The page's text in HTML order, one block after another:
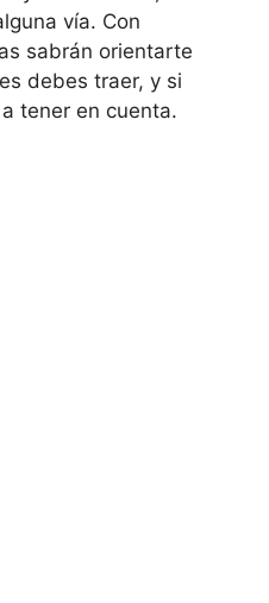
vía. Con
sabrán orientarte
debes traer, y si
tener en cuenta.